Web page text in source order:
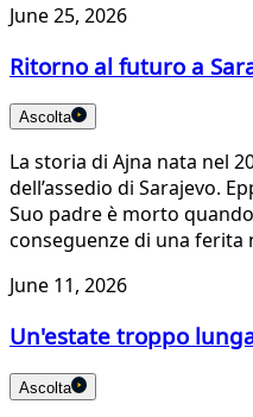
June 25, 2026
Ritorno al futuro a
Ascolta
La storia di Ajna nata nel
dell’assedio di Sarajevo.
Suo padre è morto
conseguenze di una ferita
June 11, 2026
Un'estate troppo
Ascolta